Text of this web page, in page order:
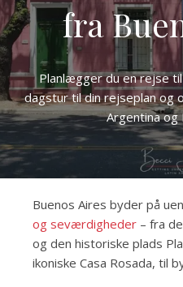
fra
Planlægger du en rejse
dagstur til din rejseplan og
Argentina og
Buenos Aires byder på
og seværdigheder – fra
og den historiske plads
ikoniske Casa Rosada, til